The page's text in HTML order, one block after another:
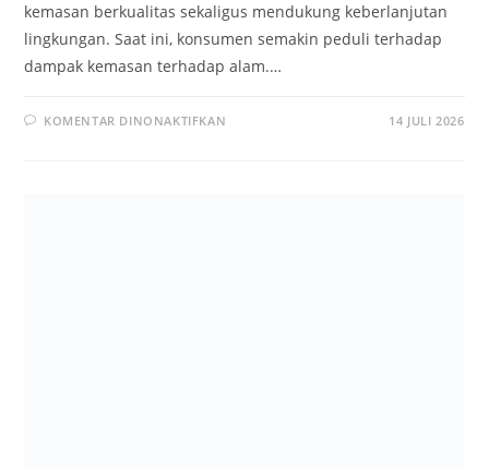
kemasan berkualitas sekaligus mendukung keberlanjutan
lingkungan. Saat ini, konsumen semakin peduli terhadap
dampak kemasan terhadap alam.…
KOMENTAR DINONAKTIFKAN 14 JULI 2026